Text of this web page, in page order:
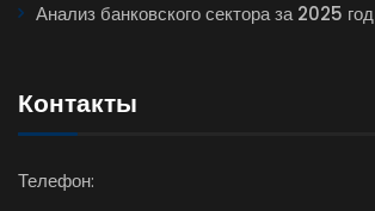
Анализ банковского сектора за 2025 год
Контакты
Телефон: